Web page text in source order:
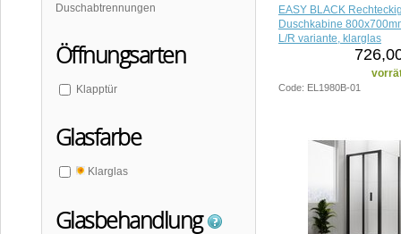
Duschabtrennungen
Öffnungsarten
Klapptür
Glasfarbe
Klarglas
Glasbehandlung
EASY BLACK
Duschkabine
L/R variante, klarglas
Code: EL1980B-01